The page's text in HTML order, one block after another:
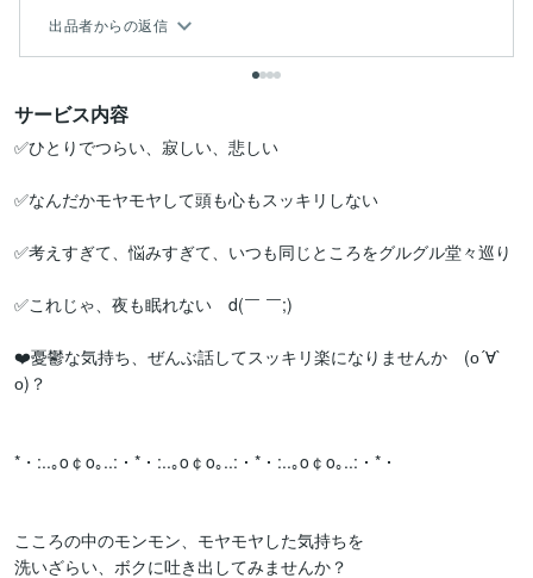
出品者からの返信
サービス内容
✅ひとりでつらい、寂しい、悲しい
✅なんだかモヤモヤして頭も心もスッキリしない
✅考えすぎて、悩みすぎて、いつも同じところをグルグル堂々巡り
✅これじゃ、夜も眠れない　d(￣ ￣;)
❤️憂鬱な気持ち、ぜんぶ話してスッキリ楽になりませんか　(о´∀`
о)？
*・:..｡o￠o｡..:・*・:..｡o￠o｡..:・*・:..｡o￠o｡..:・*・
こころの中のモンモン、モヤモヤした気持ちを
洗いざらい、ボクに吐き出してみませんか？